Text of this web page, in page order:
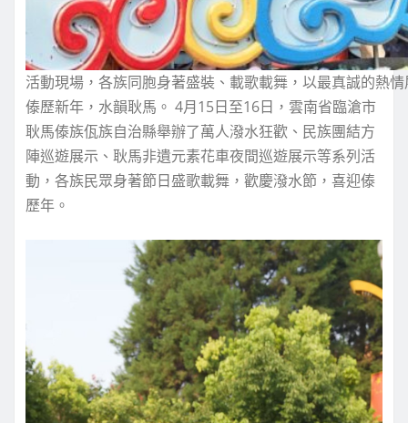
活動現場，各族同胞身著盛裝、載歌載舞，以最真誠的熱
傣歷新年，水韻耿馬。 4月15日至16日，雲南省臨滄市
耿馬傣族佤族自治縣舉辦了萬人潑水狂歡、民族團結方
陣巡遊展示、耿馬非遺元素花車夜間巡遊展示等系列活
動，各族民眾身著節日盛歌載舞，歡慶潑水節，喜迎傣
歷年。